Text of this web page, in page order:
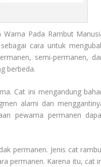
Pada Rambut
cara untuk
semi-permanen,
berbeda.
Cat ini mengandung
alami dan
pewarna permanen
permanen. Jenis cat
permanen. Karena itu, cat